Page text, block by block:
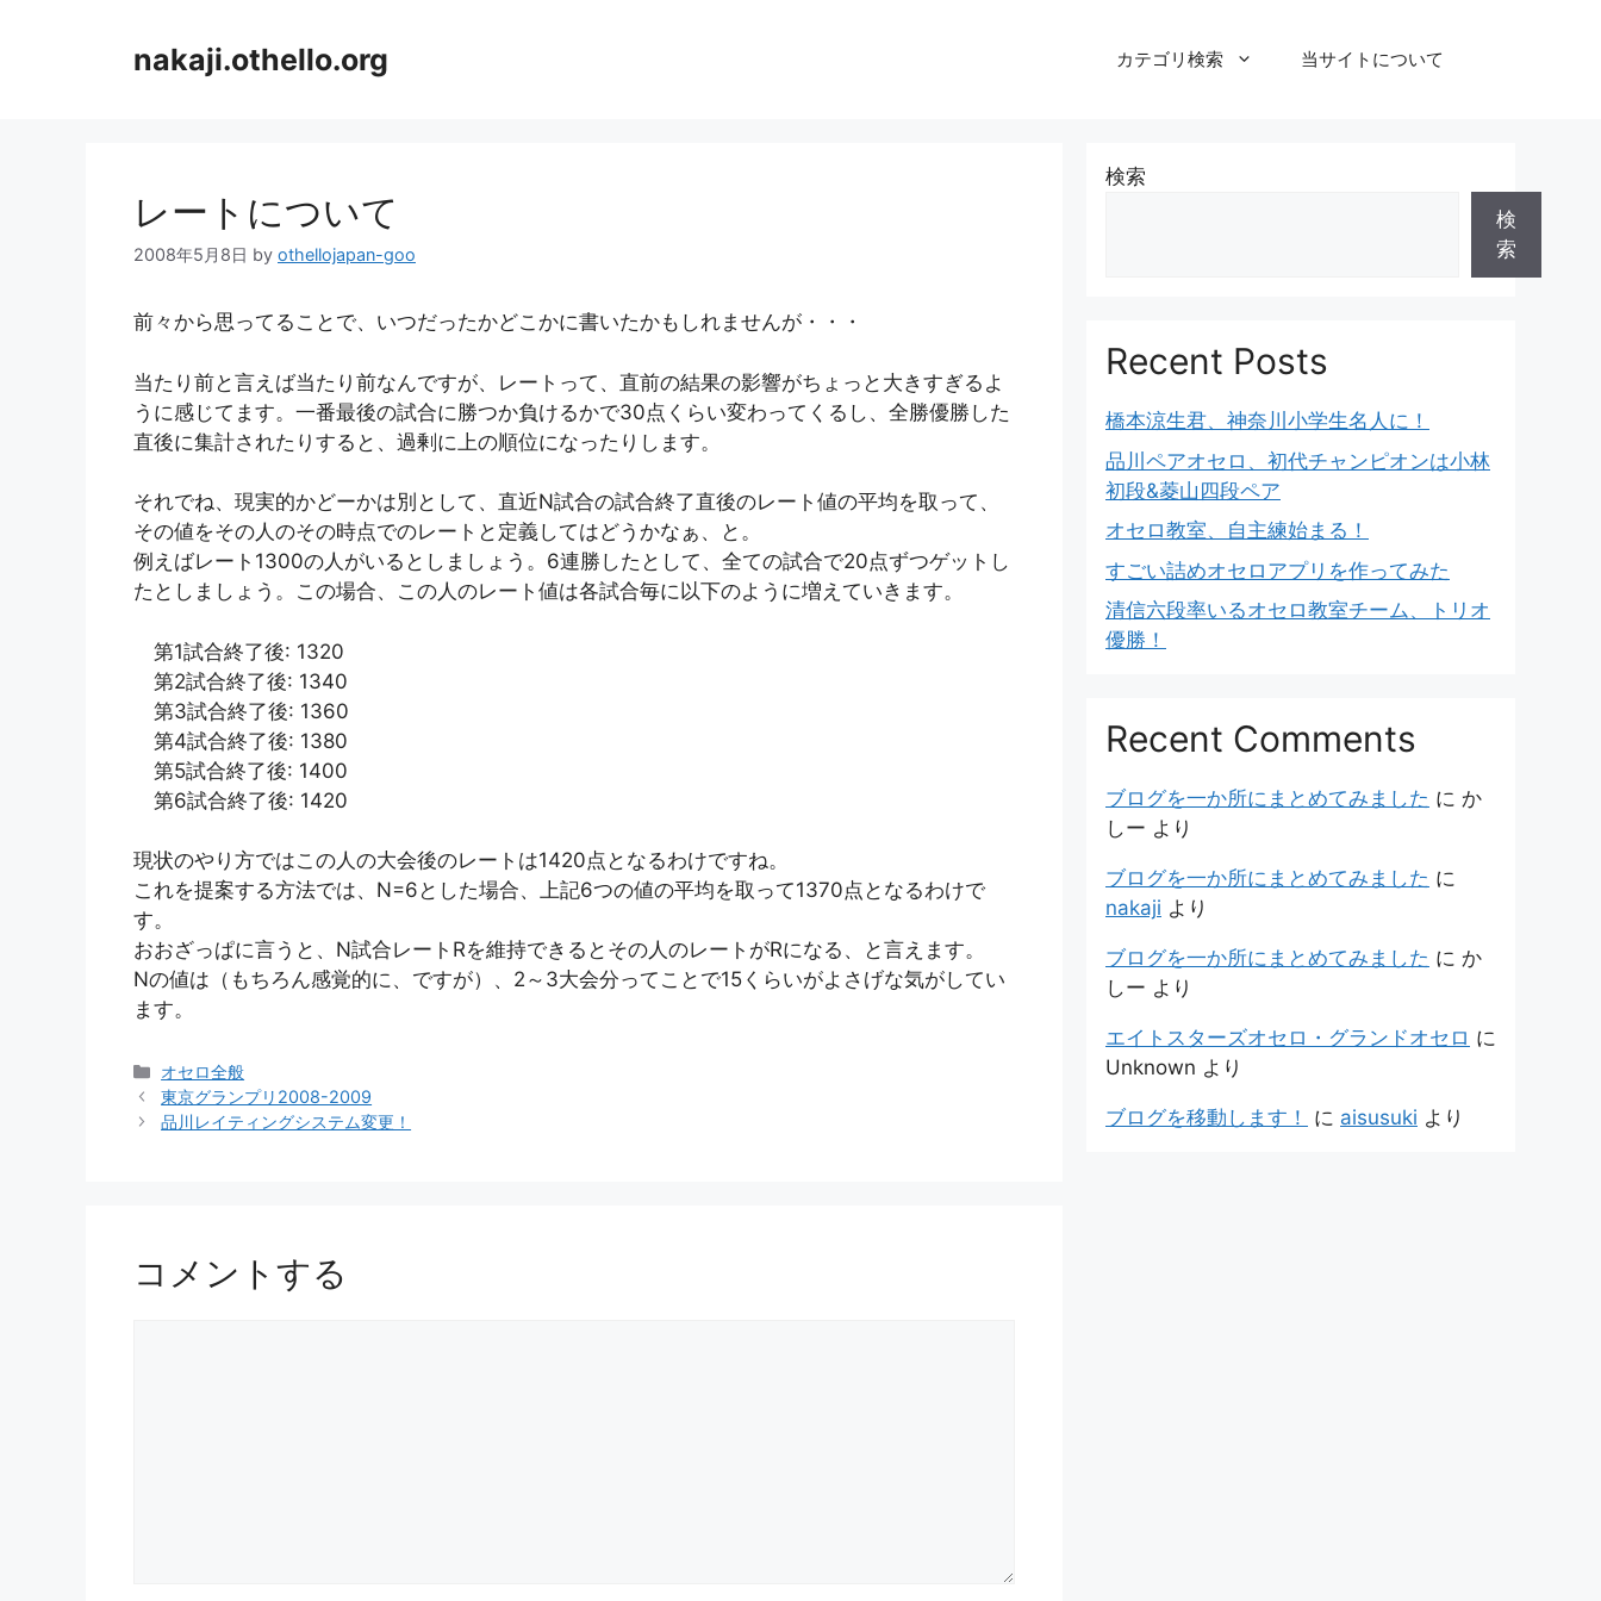
nakaji.othello.org カテゴリ検索 当サイトについて
レートについて
2008年5月8日 by othellojapan-goo
前々から思ってることで、いつだったかどこかに書いたかもしれませんが・・・
当たり前と言えば当たり前なんですが、レートって、直前の結果の影響がちょっと大きすぎるよ
うに感じてます。一番最後の試合に勝つか負けるかで30点くらい変わってくるし、全勝優勝した
直後に集計されたりすると、過剰に上の順位になったりします。
それでね、現実的かどーかは別として、直近N試合の試合終了直後のレート値の平均を取って、
その値をその人のその時点でのレートと定義してはどうかなぁ、と。
例えばレート1300の人がいるとしましょう。6連勝したとして、全ての試合で20点ずつゲットし
たとしましょう。この場合、この人のレート値は各試合毎に以下のように増えていきます。
第1試合終了後: 1320
第2試合終了後: 1340
第3試合終了後: 1360
第4試合終了後: 1380
第5試合終了後: 1400
第6試合終了後: 1420
現状のやり方ではこの人の大会後のレートは1420点となるわけですね。
これを提案する方法では、N=6とした場合、上記6つの値の平均を取って1370点となるわけで
す。
おおざっぱに言うと、N試合レートRを維持できるとその人のレートがRになる、と言えます。
Nの値は（もちろん感覚的に、ですが）、2～3大会分ってことで15くらいがよさげな気がしてい
ます。
カ
テ
ゴ
オセロ全般
東京グランプリ2008-2009
品川レイティングシステム変更！
コメントする
検索
検
索
Recent Posts
橋本涼生君、神奈川小学生名人に！
品川ペアオセロ、初代チャンピオンは小林
初段&菱山四段ペア
オセロ教室、自主練始まる！
すごい詰めオセロアプリを作ってみた
清信六段率いるオセロ教室チーム、トリオ
優勝！
Recent Comments
ブログを一か所にまとめてみました に か
しー より
ブログを一か所にまとめてみました に
nakaji より
ブログを一か所にまとめてみました に か
しー より
エイトスターズオセロ・グランドオセロ に
Unknown より
ブログを移動します！ に aisusuki より